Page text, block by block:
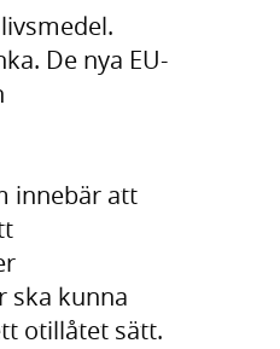
De nya EU-
innebär att
ska kunna
otillåtet sätt.